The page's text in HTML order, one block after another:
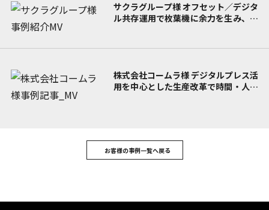
サクラグループ様オフセット／デジタ
ル共存運用で枚葉機に余力を生み、内
石なものに
株式会社コームラ様デジタルプレス活
用を中心とした生産改革で時間・人材
お客様の事例一覧へ戻る